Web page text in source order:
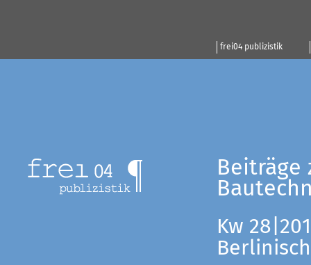
frei04 publizistik
Beiträge
Kw